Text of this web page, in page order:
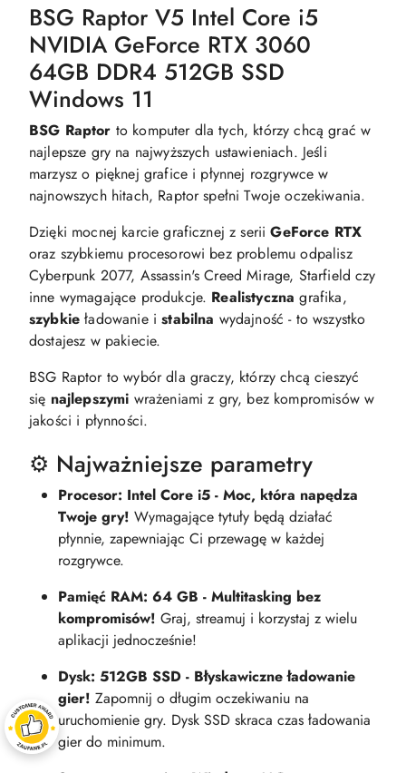
BSG Raptor V5 Intel Core i5
NVIDIA GeForce RTX 3060
64GB DDR4 512GB SSD
Windows 11
BSG Raptor to komputer dla tych, którzy chcą grać w
najlepsze gry na najwyższych ustawieniach. Jeśli
marzysz o pięknej grafice i płynnej rozgrywce w
najnowszych hitach, Raptor spełni Twoje oczekiwania.
Dzięki mocnej karcie graficznej z seriiGeForce RTX
oraz szybkiemu procesorowi bez problemu odpalisz
Cyberpunk 2077, Assassin's Creed Mirage, Starfield czy
inne wymagające produkcje. Realistyczna grafika,
szybkie ładowanie istabilna wydajność - to wszystko
dostajesz w pakiecie.
BSG Raptor to wybór dla graczy, którzy chcą cieszyć
się najlepszymi wrażeniami z gry, bez kompromisów w
jakości i płynności.
⚙️ Najważniejsze parametry
Procesor: Intel Core i5 - Moc, która napędza
Twoje gry! Wymagające tytuły będą działać
płynnie, zapewniając Ci przewagę w każdej
rozgrywce.
Pamięć RAM: 64 GB - Multitasking bez
kompromisów! Graj, streamuj i korzystaj z wielu
aplikacji jednocześnie!
Dysk: 512GB SSD - Błyskawiczne ładowanie
gier! Zapomnij o długim oczekiwaniu na
uruchomienie gry. Dysk SSD skraca czas ładowania
gier do minimum.